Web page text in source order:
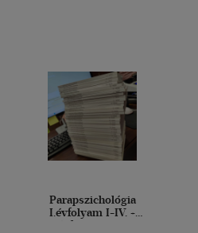
Parapszichológia
I.évfolyam I-IV. +
II.évfolyam I-VI. +